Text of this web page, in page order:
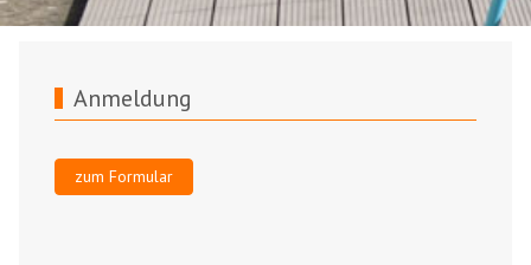
Anmeldung
zum Formular